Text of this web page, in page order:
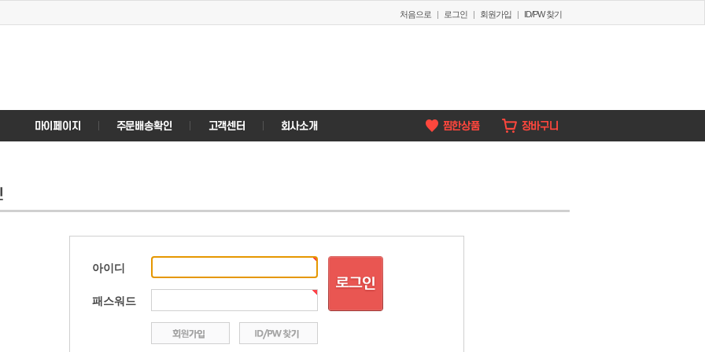
처음으로 | 로그인 | 회원가입 | ID/PW 찾기
아이디
패스워드